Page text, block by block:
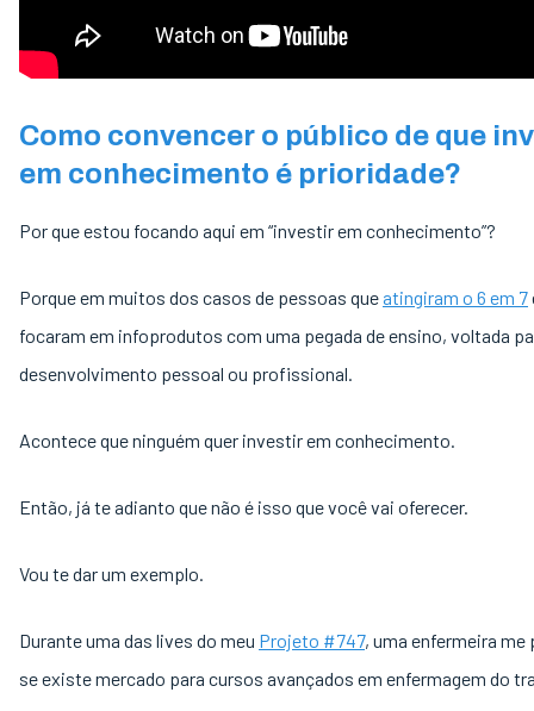
Como convencer o público de que
em conhecimento é prioridade?
Por que estou focando aqui em “investir em conhecimento”?
Porque em muitos dos casos de pessoas que atingiram o 6 em 7
focaram em infoprodutos com uma pegada de ensino, voltada
desenvolvimento pessoal ou profissional.
Acontece que ninguém quer investir em conhecimento.
Então, já te adianto que não é isso que você vai oferecer.
Vou te dar um exemplo.
Durante uma das lives do meu Projeto #747, uma enfermeira me
se existe mercado para cursos avançados em enfermagem do